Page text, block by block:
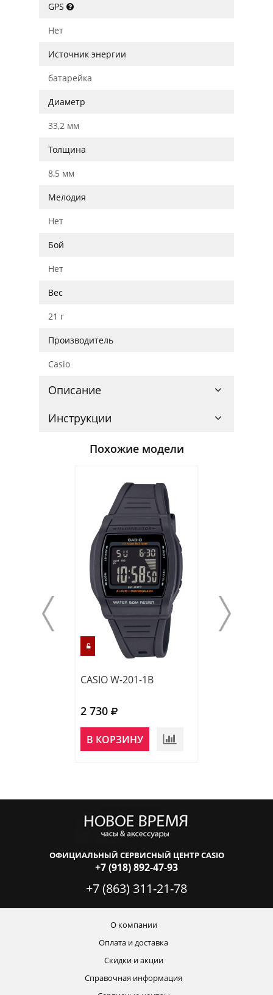
GPS
Нет
Источник энергии
батарейка
Диаметр
33,2 мм
Толщина
8,5 мм
Мелодия
Нет
Бой
Нет
Вес
21 г
Производитель
Casio
Описание
Инструкции
Похожие модели
CASIO W-201-1B
2 730
В КОРЗИНУ
ОФИЦИАЛЬНЫЙ СЕРВИСНЫЙ ЦЕНТР CASIO
+7 (918) 892-47-93
+7 (863) 311-21-78
О компании
Оплата и доставка
Скидки и акции
Справочная информация